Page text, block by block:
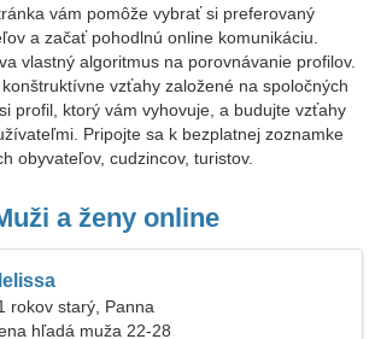
vám pomôže vybrať si preferovaný
a začať pohodlnú online komunikáciu.
vlastný algoritmus na porovnávanie profilov.
vzťahy založené na spoločných
profil, ktorý vám vyhovuje, a budujte vzťahy
Pripojte sa k bezplatnej zoznamke
obyvateľov, cudzincov, turistov.
a ženy online
rokov starý, Panna
hľadá muža 22-28